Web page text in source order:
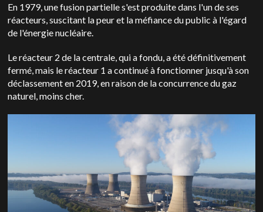
En 1979, une fusion partielle s'est produite dans l'un de ses
réacteurs, suscitant la peur et la méfiance du public à l'égard
de l'énergie nucléaire.
Le réacteur 2 de la centrale, qui a fondu, a été définitivement
fermé, mais le réacteur 1 a continué à fonctionner jusqu'à son
déclassement en 2019, en raison de la concurrence du gaz
naturel, moins cher.